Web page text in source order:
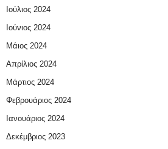
Ιούλιος 2024
Ιούνιος 2024
Μάιος 2024
Απρίλιος 2024
Μάρτιος 2024
Φεβρουάριος 2024
Ιανουάριος 2024
Δεκέμβριος 2023